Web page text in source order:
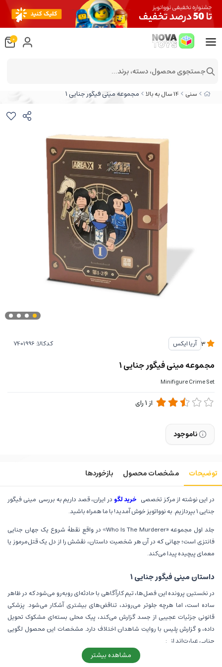
سنی 14 سال به بالا مجموعه مینی فیگور جنایی ۱
آریا ایکس کدکالا:
مجموعه مینی فیگور جنایی ۱
Minifigure Crime Set
از1رای
ناموجود
توضیحات مشخصات محصول بازخوردها
در این نوشته از مرکز تخصصی خرید لگو در ایران، قصد داریم به بررسی مینی فیگور
جنایی ۱ بپردازیم. به نوواتویز خوش آمدید! با ما همراه باشید.
جلد اول مجموعه «Who Is The Murderer» در واقع نقطهٔ شروع یک جهان جنایی
فانتزی است؛ جهانی که در آن هر شخصیت داستان، نقشش را از دل یک قتل‌مرموز یا
معمای پیچیده پیدا می‌کند.
داستان مینی فیگور جنایی 1
در نخستین پرونده این فصل‌ها، تیم کارآگاهی با حادثه‌ای روبه‌رو می‌شود که در ظاهر
ساده است، اما هرچه جلوتر می‌روند، تناقض‌های بیشتری آشکار می‌شود. پزشکی
قانونی جزئیات عجیبی از جسد گزارش می‌کند، پیک محلی بسته‌ای مشکوک تحویل
داده، و گزارش پلیس با روایت شاهدان اختلاف دارد. مشخصات این محصول لگویی
جنایی عبارت‌اند از :
مشاهده بیشتر
0
جستجوی محصول، دسته، برند...